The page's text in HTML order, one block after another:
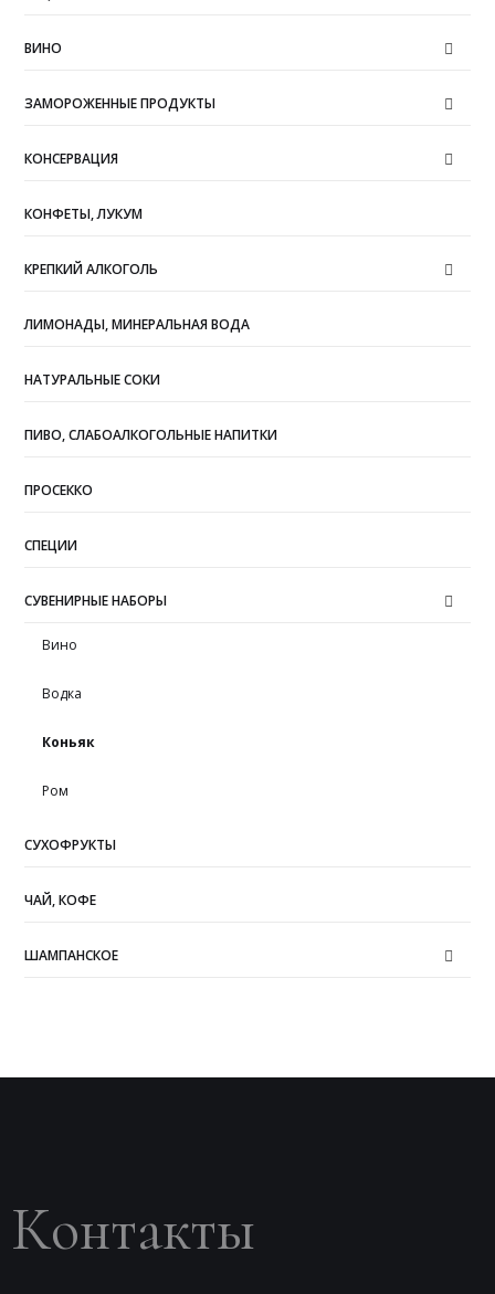
ВИНО
ЗАМОРОЖЕННЫЕ ПРОДУКТЫ
КОНСЕРВАЦИЯ
КОНФЕТЫ, ЛУКУМ
КРЕПКИЙ АЛКОГОЛЬ
ЛИМОНАДЫ, МИНЕРАЛЬНАЯ ВОДА
НАТУРАЛЬНЫЕ СОКИ
ПИВО, СЛАБОАЛКОГОЛЬНЫЕ НАПИТКИ
ПРОСЕККО
СПЕЦИИ
СУВЕНИРНЫЕ НАБОРЫ
Вино
Водка
Коньяк
Ром
СУХОФРУКТЫ
ЧАЙ, КОФЕ
ШАМПАНСКОЕ
Контакты